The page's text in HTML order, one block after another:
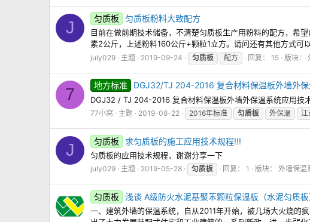
J 匀质板 匀质板粉料大致配方
目前在做前期技术储备，不清楚匀质板生产用粉料的配方，希
素2公斤，上述粉料160公斤+颗粒1立方。请问还有其他方式可
july029 主题 2019-09-24 匀质板 配方 回复： 15 版块：
7 地方标准 DGJ32/TJ 204-2016 复合材料保温板外墙外
DGJ32 / TJ 204-2016 复合材料保温板外墙外保温系统应用技
77小窝 主题 2019-08-22 2016年标准 匀质板 外保温 江
J 匀质板 求匀质板的施工应用技术规程!!!
匀质板的应用技术规程，谢谢分享一下
july029 主题 2019-05-28 匀质板 回复： 1 版块： 外墙保温
匀质板 浅谈 A级防火水泥基聚苯颗粒保温板（水泥匀质
一、建筑外墙的保温系统，自从2011年开始，被几场大火烧的